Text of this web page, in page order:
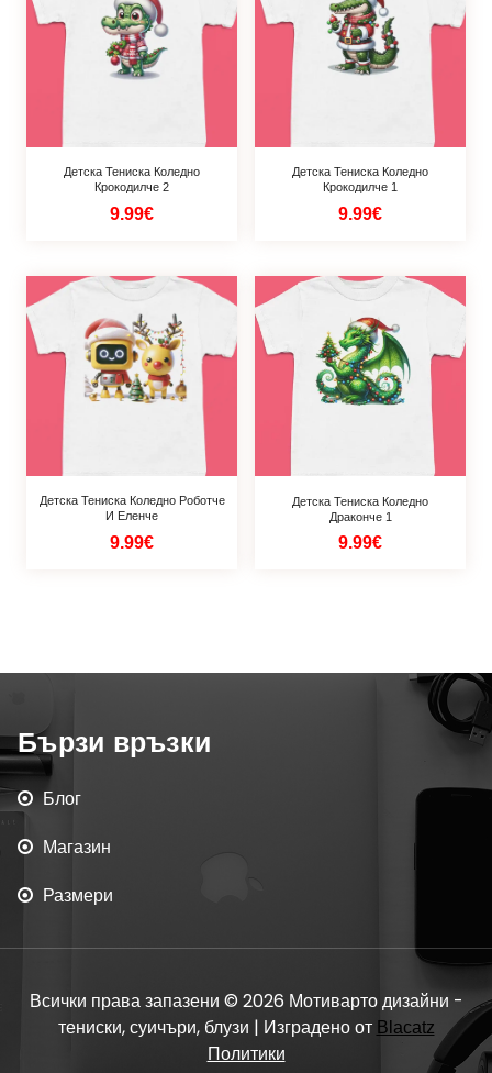
Детска Тениска Коледно
Крокодилче 2
9.99€
Детска Тениска Коледно
Крокодилче 1
9.99€
Детска Тениска Коледно Роботче
И Еленче
9.99€
Детска Тениска Коледно
Драконче 1
9.99€
Бързи връзки
Блог
Магазин
Размери
Всички права запазени © 2026 Мотиварто дизайни -
тениски, суичъри, блузи | Изградено от Blacatz
Политики